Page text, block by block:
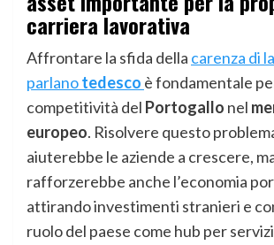
carriera lavorativa
Affrontare la sfida della carenza di
parlanotedesco è fondamentale
competitività del Portogallo nel
europeo. Risolvere questo
aiuterebbe le aziende a crescere,
rafforzerebbe anche l’economia
attirando investimenti stranieri e
ruolo del paese come hub per servizi